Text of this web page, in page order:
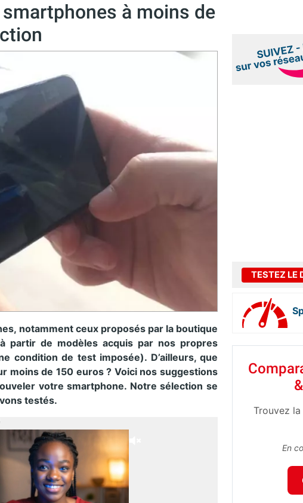
à moins de
notamment ceux proposés par la boutique
partir de modèles acquis par nos propres
condition de test imposée). D’ailleurs, que
moins de 150 euros ? Voici nos suggestions
votre smartphone. Notre sélection se
testés.
TESTEZ LE
Trouvez
En